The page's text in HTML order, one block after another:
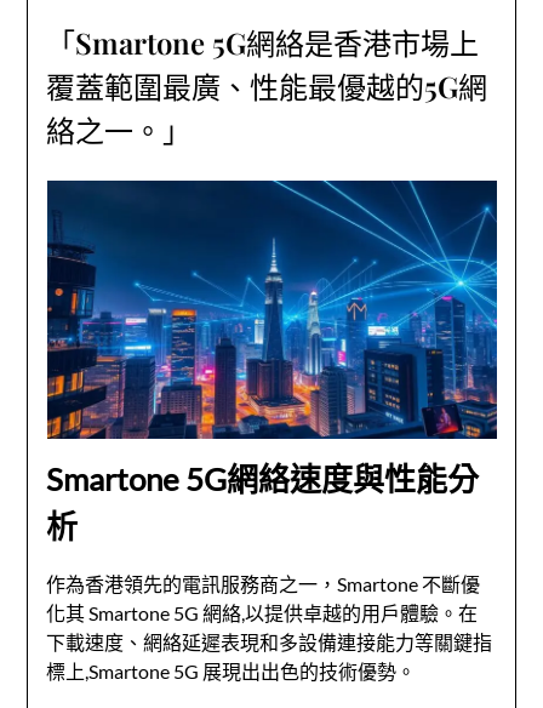
「Smartone 5G網絡是香港市場上
覆蓋範圍最廣、性能最優越的5G網
絡之一。」
Smartone 5G網絡速度與性能分
析
作為香港領先的電訊服務商之一，Smartone 不斷優
化其 Smartone 5G 網絡,以提供卓越的用戶體驗。在
下載速度、網絡延遲表現和多設備連接能力等關鍵指
標上,Smartone 5G 展現出出色的技術優勢。